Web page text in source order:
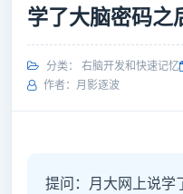
学了大脑密码之
分类： 右脑开发和快速记忆
作者：月影逐波
提问：月大网上说